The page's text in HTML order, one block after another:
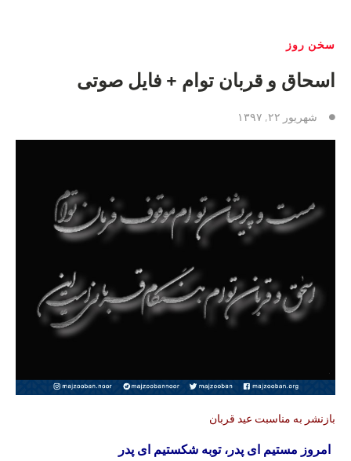
سخن روز
اسحاق و قربان توام + فایل صوتی
شهریور ۲۲, ۱۳۹۷
بازنشر به مناسبت عید قربان
امروز مستیم‌ ای پدر، توبه شکستیم‌ ای پدر